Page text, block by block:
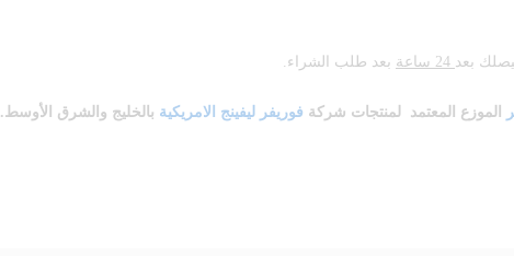
بعد بعد طلب الشراء.
الموزع المعتمد لمنتجات شركة فوريفر ليفينج الامريكية بالخليج والشرق الأوسط.